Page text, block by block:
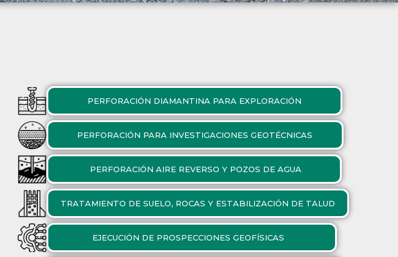
PERFORACIÓN DIAMANTINA PARA EXPLORACIÓN
PERFORACIÓN PARA INVESTIGACIONES GEOTÉCNICAS
PERFORACIÓN AIRE REVERSO Y POZOS DE AGUA
TRATAMIENTO DE SUELO, ROCAS Y ESTABILIZACIÓN DE TALUD
EJECUCIÓN DE PROSPECCIONES GEOFÍSICAS